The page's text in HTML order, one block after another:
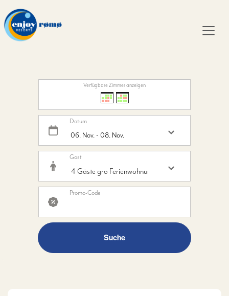
Verfügbare Zimmer anzeigen
Datum
Gast
Promo-Code
Suche